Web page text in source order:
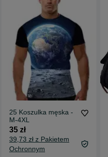
25 Koszulka męska -
M-4XL
35 zł
39,73 zł z Pakietem
Ochronnym